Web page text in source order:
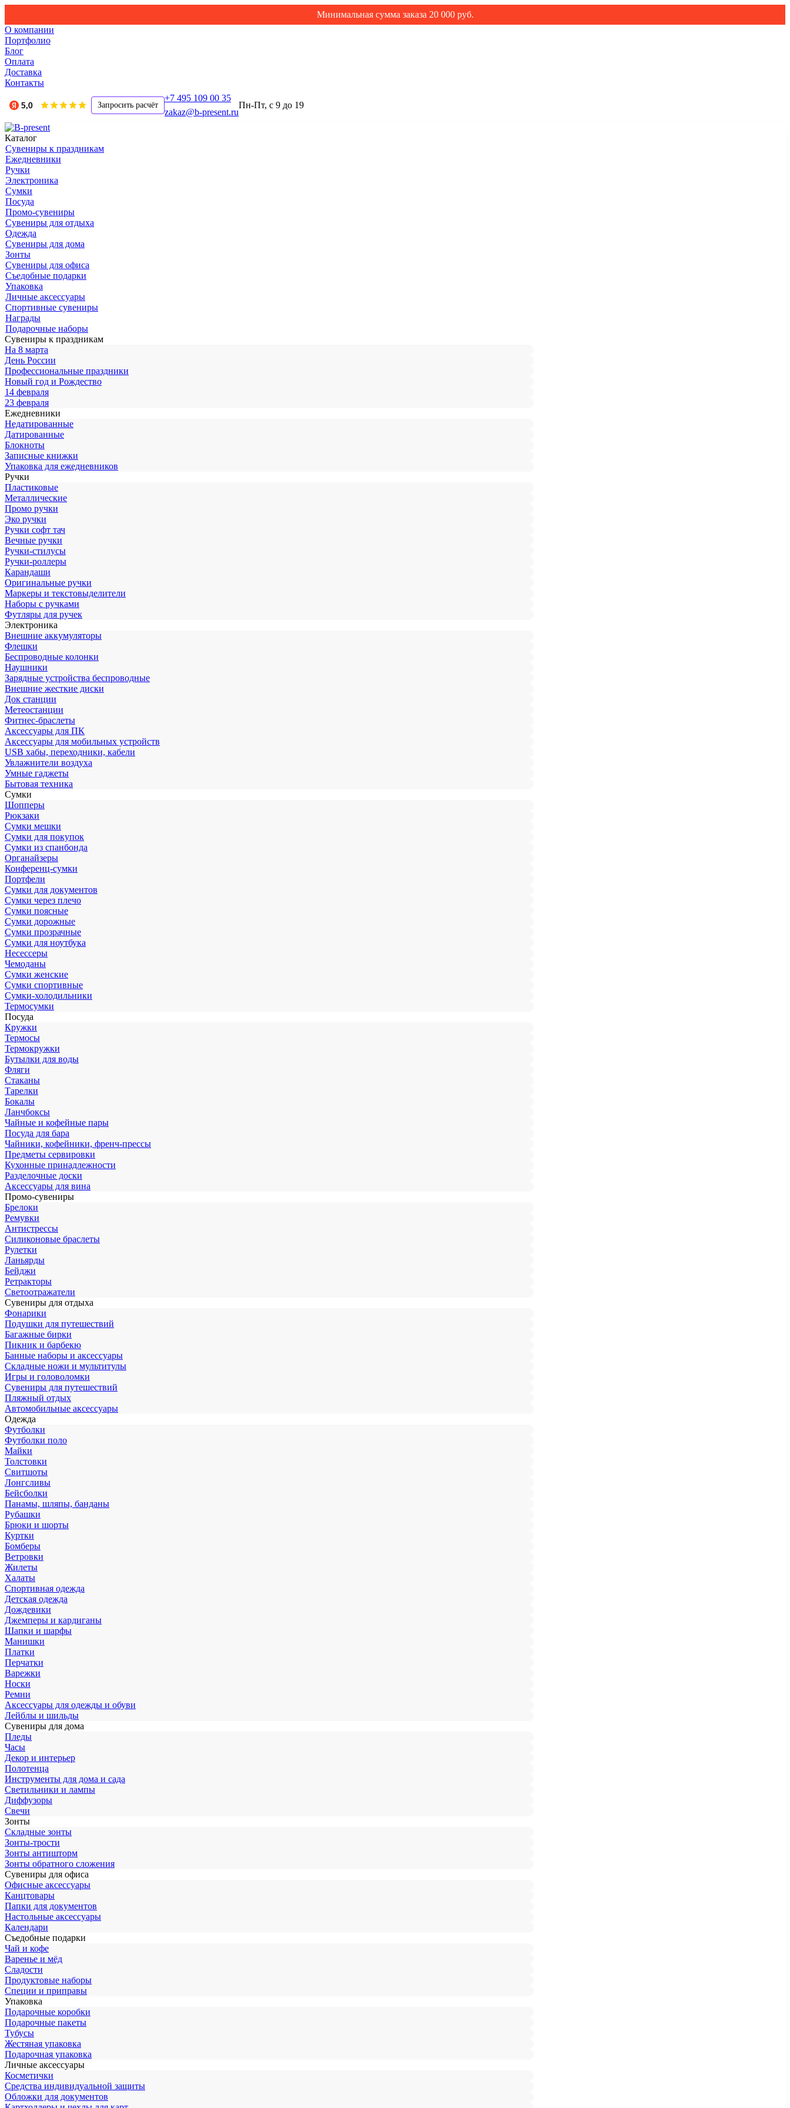
Минимальная сумма заказа 20 000 руб.
О компании
Портфолио
Блог
Оплата
Доставка
Контакты
Запросить расчёт
+7 495 109 00 35
zakaz@b-present.ru
Пн-Пт, с 9 до 19
Каталог
Сувениры к праздникам
Ежедневники
Ручки
Электроника
Сумки
Посуда
Промо-сувениры
Сувениры для отдыха
Одежда
Сувениры для дома
Зонты
Сувениры для офиса
Съедобные подарки
Упаковка
Личные аксессуары
Спортивные сувениры
Награды
Подарочные наборы
Сувениры к праздникам
На 8 марта
День России
Профессиональные праздники
Новый год и Рождество
14 февраля
23 февраля
Ежедневники
Недатированные
Датированные
Блокноты
Записные книжки
Упаковка для ежедневников
Ручки
Пластиковые
Металлические
Промо ручки
Эко ручки
Ручки софт тач
Вечные ручки
Ручки-стилусы
Ручки-роллеры
Карандаши
Оригинальные ручки
Маркеры и текстовыделители
Наборы с ручками
Футляры для ручек
Электроника
Внешние аккумуляторы
Флешки
Беспроводные колонки
Наушники
Зарядные устройства беспроводные
Внешние жесткие диски
Док станции
Метеостанции
Фитнес-браслеты
Аксессуары для ПК
Аксессуары для мобильных устройств
USB хабы, переходники, кабели
Увлажнители воздуха
Умные гаджеты
Бытовая техника
Сумки
Шопперы
Рюкзаки
Сумки мешки
Сумки для покупок
Сумки из спанбонда
Органайзеры
Конференц-сумки
Портфели
Сумки для документов
Сумки через плечо
Сумки поясные
Сумки дорожные
Сумки прозрачные
Сумки для ноутбука
Несессеры
Чемоданы
Сумки женские
Сумки спортивные
Сумки-холодильники
Термосумки
Посуда
Кружки
Термосы
Термокружки
Бутылки для воды
Фляги
Стаканы
Тарелки
Бокалы
Ланчбоксы
Чайные и кофейные пары
Посуда для бара
Чайники, кофейники, френч-прессы
Предметы сервировки
Кухонные принадлежности
Разделочные доски
Аксессуары для вина
Промо-сувениры
Брелоки
Ремувки
Антистрессы
Силиконовые браслеты
Рулетки
Ланьярды
Бейджи
Ретракторы
Светоотражатели
Сувениры для отдыха
Фонарики
Подушки для путешествий
Багажные бирки
Пикник и барбекю
Банные наборы и аксессуары
Складные ножи и мультитулы
Игры и головоломки
Сувениры для путешествий
Пляжный отдых
Автомобильные аксессуары
Одежда
Футболки
Футболки поло
Майки
Толстовки
Свитшоты
Лонгсливы
Бейсболки
Панамы, шляпы, банданы
Рубашки
Брюки и шорты
Куртки
Бомберы
Ветровки
Жилеты
Халаты
Спортивная одежда
Детская одежда
Дождевики
Джемперы и кардиганы
Шапки и шарфы
Манишки
Платки
Перчатки
Варежки
Носки
Ремни
Аксессуары для одежды и обуви
Лейблы и шильды
Сувениры для дома
Пледы
Часы
Декор и интерьер
Полотенца
Инструменты для дома и сада
Светильники и лампы
Диффузоры
Свечи
Зонты
Складные зонты
Зонты-трости
Зонты антишторм
Зонты обратного сложения
Сувениры для офиса
Офисные аксессуары
Канцтовары
Папки для документов
Настольные аксессуары
Календари
Съедобные подарки
Чай и кофе
Варенье и мёд
Сладости
Продуктовые наборы
Специи и приправы
Упаковка
Подарочные коробки
Подарочные пакеты
Тубусы
Жестяная упаковка
Подарочная упаковка
Личные аксессуары
Косметички
Средства индивидуальной защиты
Обложки для документов